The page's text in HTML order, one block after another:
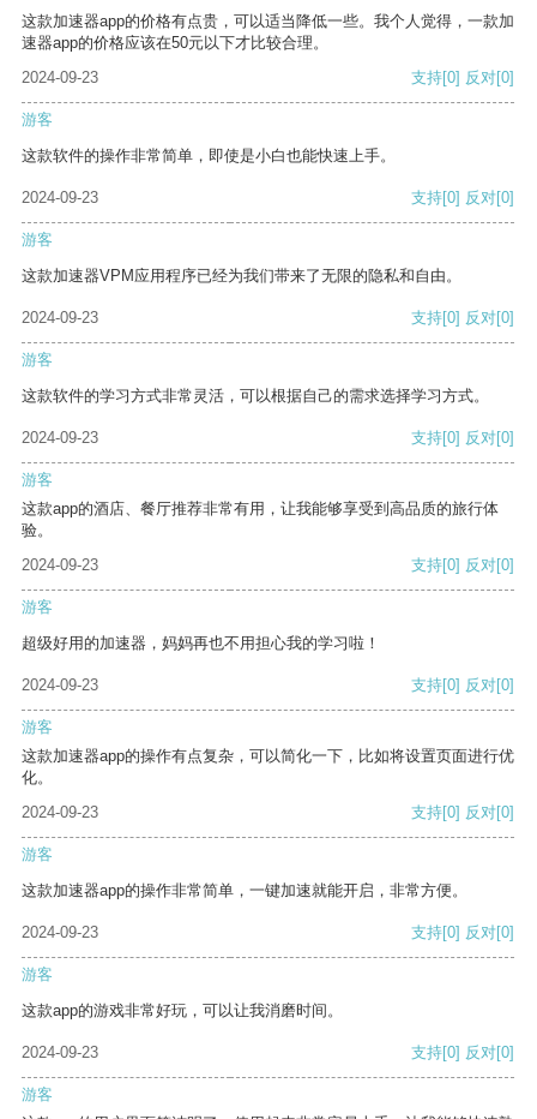
这款加速器app的价格有点贵，可以适当降低一些。我个人觉得，一款加
速器app的价格应该在50元以下才比较合理。
2024-09-23
支持[0] 反对[0]
游客
这款软件的操作非常简单，即使是小白也能快速上手。
2024-09-23 支持[0] 反对[0]
游客
这款加速器VPM应用程序已经为我们带来了无限的隐私和自由。
2024-09-23 支持[0] 反对[0]
游客
这款软件的学习方式非常灵活，可以根据自己的需求选择学习方式。
2024-09-23 支持[0] 反对[0]
游客
这款app的酒店、餐厅推荐非常有用，让我能够享受到高品质的旅行体
验。
2024-09-23
支持[0] 反对[0]
游客
超级好用的加速器，妈妈再也不用担心我的学习啦！
2024-09-23 支持[0] 反对[0]
游客
这款加速器app的操作有点复杂，可以简化一下，比如将设置页面进行优
化。
2024-09-23
支持[0] 反对[0]
游客
这款加速器app的操作非常简单，一键加速就能开启，非常方便。
2024-09-23 支持[0] 反对[0]
游客
这款app的游戏非常好玩，可以让我消磨时间。
2024-09-23 支持[0] 反对[0]
游客